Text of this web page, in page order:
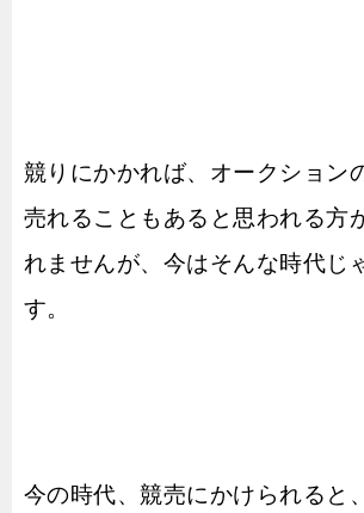
競りにかかれば、オークション
売れることもあると思われる方
れませんが、今はそんな時代じ
す。
今の時代、競売にかけられると